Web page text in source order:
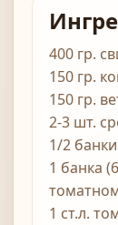
400 гр.
150 гр.
150 гр.
2-3 шт.
1/2
1 банка
1 ст.л.